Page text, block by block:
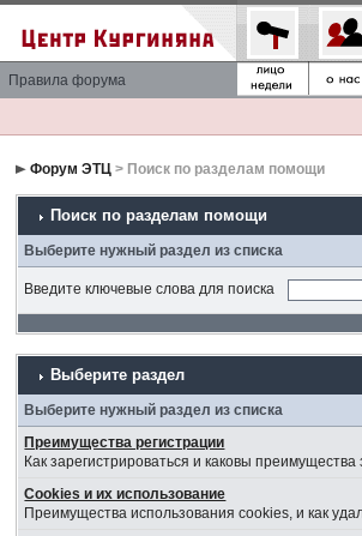
Правила форума
Форум ЭТЦ > Поиск по разделам помощи
Поиск по разделам помощи
Выберите нужный раздел из списка
Введите ключевые слова для поиска
Выберите раздел
Выберите нужный раздел из списка
Преимущества регистрации
Как зарегистрироваться и каковы
Cookies и их использование
Преимущества использования cookies, и как